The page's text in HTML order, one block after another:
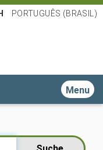
PORTUGUÊS (BRASIL)
Toggle